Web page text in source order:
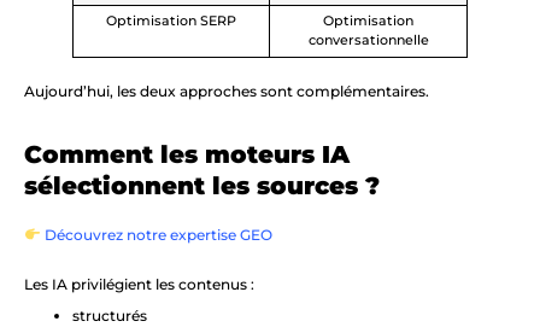
Optimisation SERP
Optimisation
conversationnelle
Aujourd’hui, les deux approches sont complémentaires.
Comment les moteurs IA
sélectionnent les sources ?
Découvrez notre expertise GEO
Les IA privilégient les contenus :
structurés